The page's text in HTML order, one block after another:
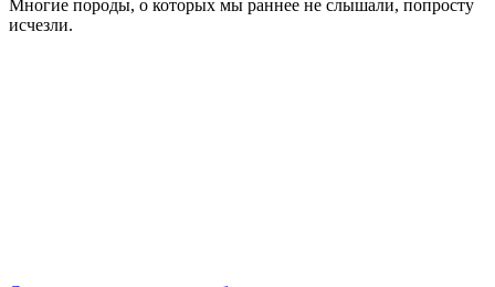
Многие породы, о которых мы раннее не слышали, попросту
исчезли.